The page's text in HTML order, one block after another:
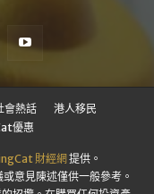
會熱話
港人移民
優惠
財經網提供。
意見陳述僅供一般參考。